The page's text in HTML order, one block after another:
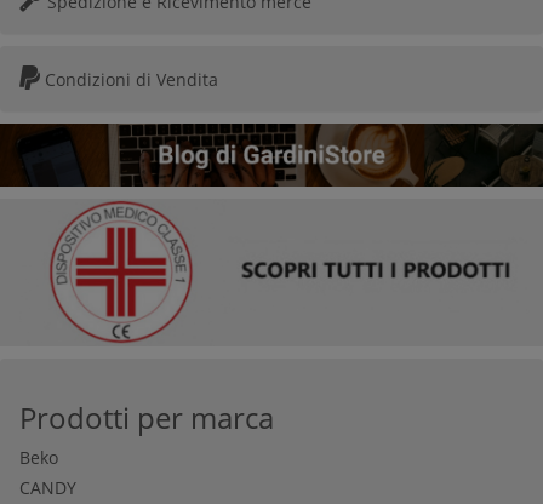
Condizioni di Vendita
Prodotti per marca
Beko
CANDY